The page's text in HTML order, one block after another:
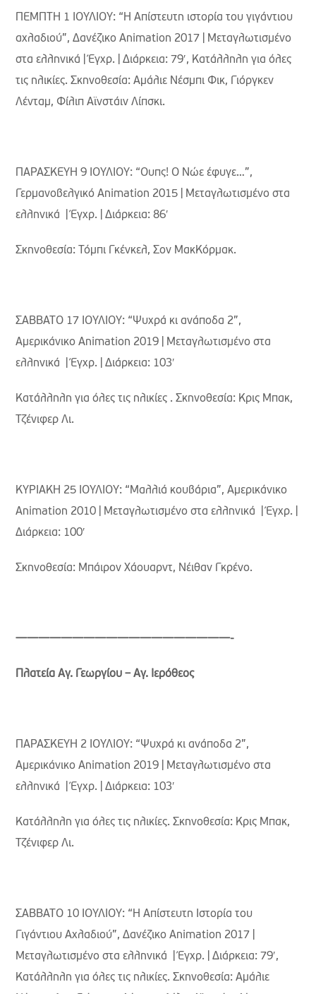
ΠΕΜΠΤΗ 1 ΙΟΥΛΙΟΥ: “Η Απίστευτη ιστορία του γιγάντιου
αχλαδιού”, Δανέζικο Animation 2017 | Μεταγλωτισμένο
στα ελληνικά | Έγχρ. | Διάρκεια: 79′, Κατάλληλη για όλες
τις ηλικίες. Σκηνοθεσία: Αμάλιε Νέσμπι Φικ, Γιόργκεν
Λένταμ, Φίλιπ Αϊνστάιν Λίπσκι.
ΠΑΡΑΣΚΕΥΗ 9 ΙΟΥΛΙΟΥ: “Ουπς! Ο Νώε έφυγε…”,
Γερμανοβελγικό Animation 2015 | Μεταγλωτισμένο στα
ελληνικά | Έγχρ. | Διάρκεια: 86′
Σκηνοθεσία: Τόμπι Γκένκελ, Σον ΜακΚόρμακ.
ΣΑΒΒΑΤΟ 17 ΙΟΥΛΙΟΥ: “Ψυχρά κι ανάποδα 2”,
Aμερικάνικο Animation 2019 | Μεταγλωτισμένο στα
ελληνικά | Έγχρ. | Διάρκεια: 103′
Κατάλληλη για όλες τις ηλικίες . Σκηνοθεσία: Κρις Μπακ,
Τζένιφερ Λι.
ΚΥΡΙΑΚΗ 25 ΙΟΥΛΙΟΥ: “Μαλλιά κουβάρια”, Aμερικάνικο
Animation 2010 | Μεταγλωτισμένο στα ελληνικά | Έγχρ. |
Διάρκεια: 100′
Σκηνοθεσία: Μπάιρον Χάουαρντ, Νέιθαν Γκρένο.
———————————————————-
Πλατεία Αγ. Γεωργίου – Αγ. Ιερόθεος
ΠΑΡΑΣΚΕΥΗ 2 ΙΟΥΛΙΟΥ: “Ψυχρά κι ανάποδα 2”,
Aμερικάνικο Animation 2019 | Μεταγλωτισμένο στα
ελληνικά | Έγχρ. | Διάρκεια: 103′
Κατάλληλη για όλες τις ηλικίες. Σκηνοθεσία: Κρις Μπακ,
Τζένιφερ Λι.
ΣΑΒΒΑΤΟ 10 ΙΟΥΛΙΟΥ: “Η Απίστευτη Ιστορία του
Γιγάντιου Αχλαδιού”, Δανέζικο Animation 2017 |
Μεταγλωτισμένο στα ελληνικά | Έγχρ. | Διάρκεια: 79′,
Κατάλληλη για όλες τις ηλικίες. Σκηνοθεσία: Αμάλιε